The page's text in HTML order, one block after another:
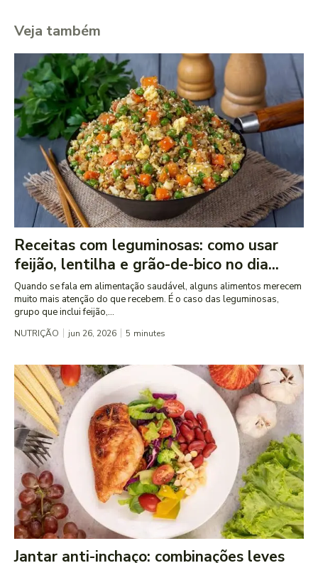
Veja também
Receitas com leguminosas: como usar
feijão, lentilha e grão-de-bico no dia...
Quando se fala em alimentação saudável, alguns alimentos merecem
muito mais atenção do que recebem. É o caso das leguminosas,
grupo que inclui feijão,...
NUTRIÇÃO jun 26, 2026 5 minutes
Jantar anti-inchaço: combinações leves